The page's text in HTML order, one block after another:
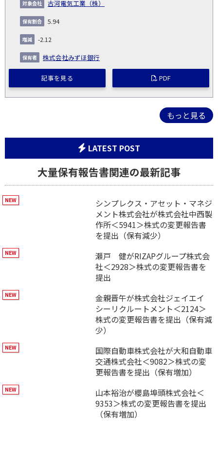
古河電気工業（株）
5.94
-2.12
株式会社みずほ銀行
記事を見る PDF
もっと見る
LATEST POST
大量保有報告書関連の最新記事
シンプレクス・アセット・マネジ
メント株式会社が株式会社中西製
作所＜5941＞株式の変更報告書
を提出（保有減少）
瀬戸 健がRIZAPグループ株式会
社＜2928＞株式の変更報告書を
提出
金親晋午が株式会社ジェイエイ
シーリクルートメント＜2124＞
株式の変更報告書を提出（保有減
少）
国際自動車株式会社が大和自動車
交通株式会社＜9082＞株式の変
更報告書を提出（保有増加）
山本裕治が櫻島埠頭株式会社＜
9353＞株式の変更報告書を提出
（保有増加）